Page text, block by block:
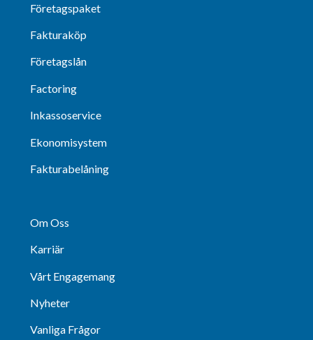
Företagspaket
Fakturaköp
Företagslån
Factoring
Inkassoservice
Ekonomisystem
Fakturabelåning
Om Oss
Karriär
Vårt Engagemang
Nyheter
Vanliga Frågor